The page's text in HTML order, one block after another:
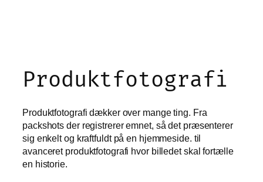
Produktfotografi
Produktfotografi dækker over mange ting. Fra
packshots der registrerer emnet, så det præsenterer
sig enkelt og kraftfuldt på en hjemmeside. til
avanceret produktfotografi hvor billedet skal fortælle
en historie.